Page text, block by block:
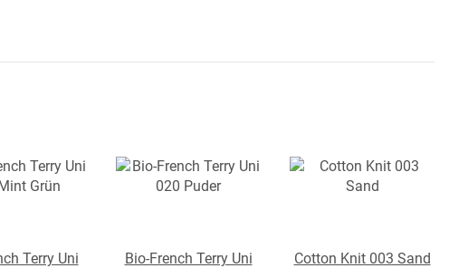
Terry Uni
Bio-French Terry Uni
Cotton Knit 003 Sand